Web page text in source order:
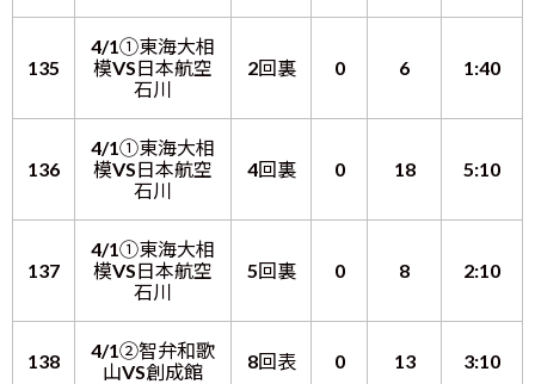
135
4/1①東海大相
模VS日本航空
石川
2回裏 0 6 1:40
136
4/1①東海大相
模VS日本航空
石川
4回裏 0 18 5:10
137
4/1①東海大相
模VS日本航空
石川
5回裏 0 8 2:10
138
4/1②智弁和歌
山VS創成館
8回表 0 13 3:10